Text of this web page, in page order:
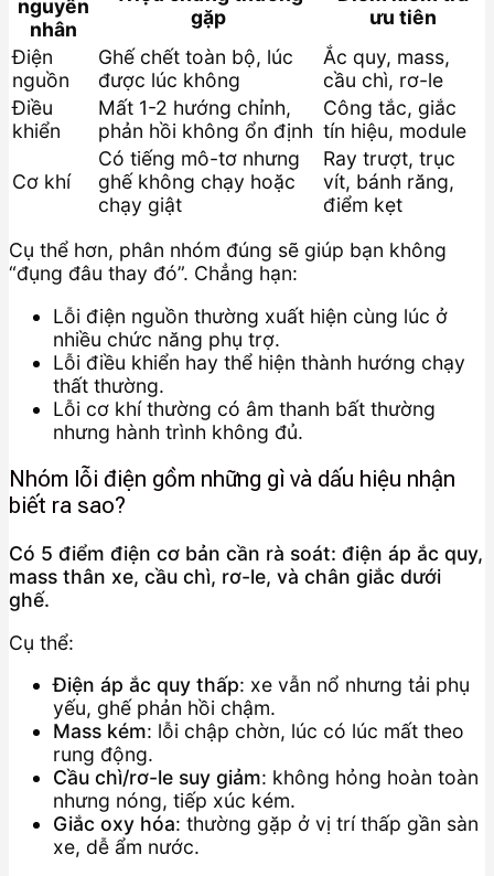
nguyên
nhân
gặp
ưu tiên
Điện
nguồn
Ghế chết toàn bộ, lúc
được lúc không
Ắc quy, mass,
cầu chì, rơ-le
Điều
khiển
Mất 1-2 hướng chỉnh,
phản hồi không ổn định
Công tắc, giắc
tín hiệu, module
Cơ khí
Có tiếng mô-tơ nhưng
ghế không chạy hoặc
chạy giật
Ray trượt, trục
vít, bánh răng,
điểm kẹt
Cụ thể hơn, phân nhóm đúng sẽ giúp bạn không
“đụng đâu thay đó”. Chẳng hạn:
Lỗi điện nguồn thường xuất hiện cùng lúc ở
nhiều chức năng phụ trợ.
Lỗi điều khiển hay thể hiện thành hướng chạy
thất thường.
Lỗi cơ khí thường có âm thanh bất thường
nhưng hành trình không đủ.
Nhóm lỗi điện gồm những gì và dấu hiệu nhận
biết ra sao?
Có 5 điểm điện cơ bản cần rà soát: điện áp ắc quy,
mass thân xe, cầu chì, rơ-le, và chân giắc dưới
ghế.
Cụ thể:
Điện áp ắc quy thấp: xe vẫn nổ nhưng tải phụ
yếu, ghế phản hồi chậm.
Mass kém: lỗi chập chờn, lúc có lúc mất theo
rung động.
Cầu chì/rơ-le suy giảm: không hỏng hoàn toàn
nhưng nóng, tiếp xúc kém.
Giắc oxy hóa: thường gặp ở vị trí thấp gần sàn
xe, dễ ẩm nước.